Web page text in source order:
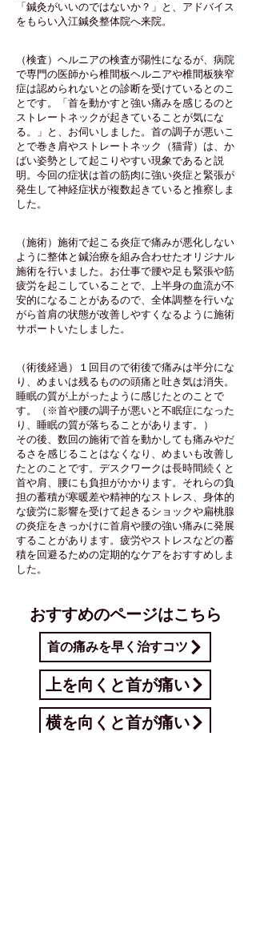
「鍼灸がいいのではないか？」と、アドバイス
をもらい入江鍼灸整体院へ来院。
（検査）ヘルニアの検査が陽性になるが、病院
で専門の医師から椎間板ヘルニアや椎間板狭窄
症は認められないとの診断を受けているとのこ
とです。「首を動かすと強い痛みを感じるのと
ストレートネックが起きていることが気にな
る。」と、お伺いしました。首の調子が悪いこ
とで巻き肩やストレートネック（猫背）は、か
ばい姿勢として起こりやすい現象であると説
明。今回の症状は首の筋肉に強い炎症と緊張が
発生して神経症状が複数起きていると推察しま
した。
（施術）施術で起こる炎症で痛みが悪化しない
ように整体と鍼治療を組み合わせたオリジナル
施術を行いました。お仕事で腰や足も緊張や筋
疲労を起こしていることで、上半身の血流が不
安的になることがあるので、全体調整を行いな
がら首肩の状態が改善しやすくなるように施術
サポートいたしました。
（術後経過）１回目ので術後で痛みは半分にな
り、めまいは残るものの頭痛と吐き気は消失。
睡眠の質が上がったように感じたとのことで
す。（※首や腰の調子が悪いと不眠症になった
り、睡眠の質が落ちることがあります。）
​その後、数回の施術で首を動かしても痛みやだ
るさを感じることはなくなり、めまいも改善し
たとのことです。デスクワークは長時間続くと
首や肩、腰にも負担がかかります。それらの負
担の蓄積が寒暖差や精神的なストレス、身体的
な疲労に影響を受けて起きるショックや扁桃腺
の炎症をきっかけに首肩や腰の強い痛みに発展
することがあります。疲労やストレスなどの蓄
積を回避るための定期的なケアをおすすめしま
した。
おすすめのページはこちら
首の痛みを早く治すコツ
上を向くと首が痛い
横を向くと首が痛い